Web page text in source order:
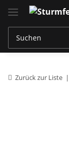
Zurück zur Liste